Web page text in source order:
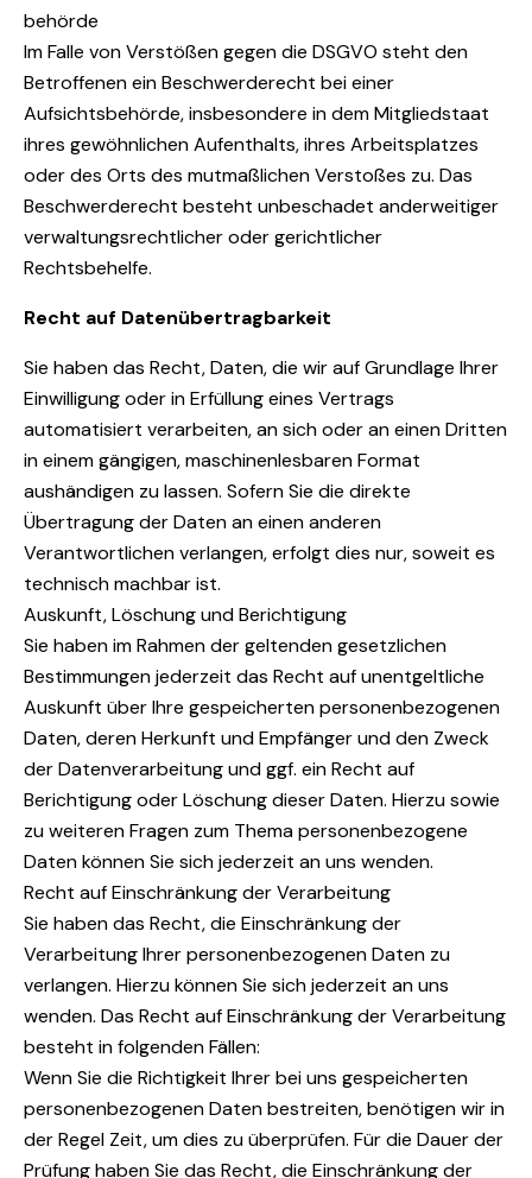
behörde
Im Falle von Verstößen gegen die DSGVO steht den
Betroffenen ein Beschwerderecht bei einer
Aufsichtsbehörde, insbesondere in dem Mitgliedstaat
ihres gewöhnlichen Aufenthalts, ihres Arbeitsplatzes
oder des Orts des mutmaßlichen Verstoßes zu. Das
Beschwerderecht besteht unbeschadet anderweitiger
verwaltungsrechtlicher oder gerichtlicher
Rechtsbehelfe.
Recht auf Daten­übertrag­barkeit
Sie haben das Recht, Daten, die wir auf Grundlage Ihrer
Einwilligung oder in Erfüllung eines Vertrags
automatisiert verarbeiten, an sich oder an einen Dritten
in einem gängigen, maschinenlesbaren Format
aushändigen zu lassen. Sofern Sie die direkte
Übertragung der Daten an einen anderen
Verantwortlichen verlangen, erfolgt dies nur, soweit es
technisch machbar ist.
Auskunft, Löschung und Berichtigung
Sie haben im Rahmen der geltenden gesetzlichen
Bestimmungen jederzeit das Recht auf unentgeltliche
Auskunft über Ihre gespeicherten personenbezogenen
Daten, deren Herkunft und Empfänger und den Zweck
der Datenverarbeitung und ggf. ein Recht auf
Berichtigung oder Löschung dieser Daten. Hierzu sowie
zu weiteren Fragen zum Thema personenbezogene
Daten können Sie sich jederzeit an uns wenden.
Recht auf Einschränkung der Verarbeitung
Sie haben das Recht, die Einschränkung der
Verarbeitung Ihrer personenbezogenen Daten zu
verlangen. Hierzu können Sie sich jederzeit an uns
wenden. Das Recht auf Einschränkung der Verarbeitung
besteht in folgenden Fällen:
Wenn Sie die Richtigkeit Ihrer bei uns gespeicherten
personenbezogenen Daten bestreiten, benötigen wir in
der Regel Zeit, um dies zu überprüfen. Für die Dauer der
Prüfung haben Sie das Recht, die Einschränkung der